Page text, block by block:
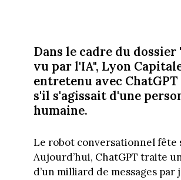
Dans le cadre du dossier
vu par l'IA", Lyon
entretenu avec ChatGPT
s'il s'agissait d'une
humaine.
Le robot conversationnel fête
Aujourd’hui, ChatGPT traite
d’un milliard de messages par